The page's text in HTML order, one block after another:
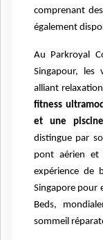
comprenant
également
Au Parkroyal
Singapour, les
alliant
fitness
et une
distingue par
pont aérien
expérience de
Singapore pour
Beds,
sommeil